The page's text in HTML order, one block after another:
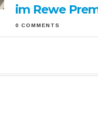
im Rewe
0 COMMENTS